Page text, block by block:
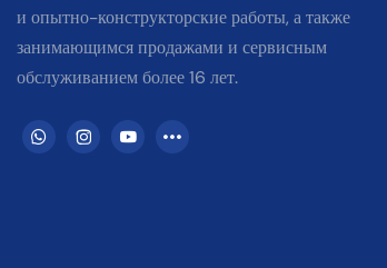
и опытно-конструкторские работы, а также
занимающимся продажами и сервисным
обслуживанием более 16 лет.